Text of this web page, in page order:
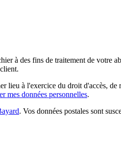
à des fins de traitement de votre
à l'exercice du droit d'accès,
mes données personnelles.
. Vos données postales sont